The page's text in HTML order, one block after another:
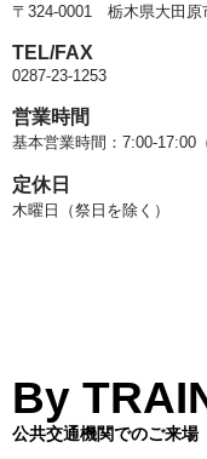
〒324-0001 栃木県大田原
TEL/FAX
0287-23-1253
営業時間
基本営業時間：7:00-17:00
定休日
木曜日（祭日を除く）
By
公共交通機関でのご来場